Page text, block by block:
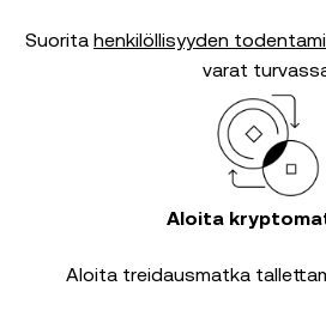
Suorita henkilöllisyyden
varat
Aloita
Aloita treidausmatka